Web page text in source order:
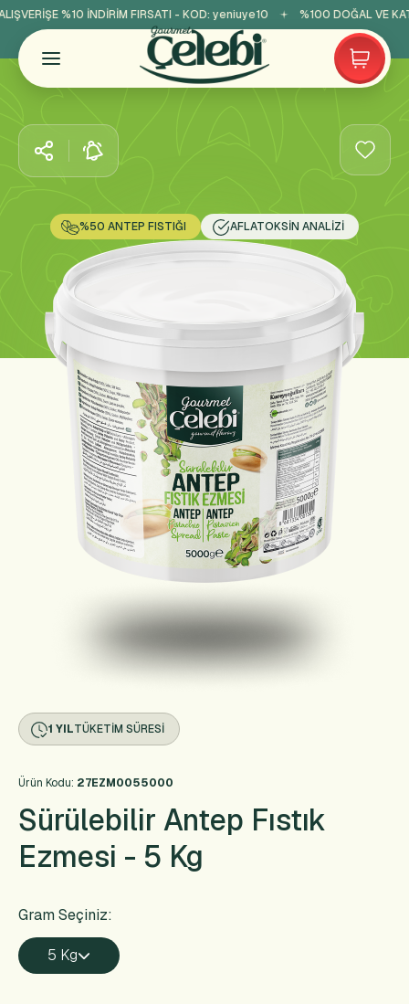
%10 İNDİRİM FIRSATI - KOD:yeniuye10 %100 DOĞAL VE
%50 ANTEP FISTIĞI AFLATOKSIN ANALIZI
1 YILTÜKETIM SÜRESI
Ürün Kodu: 27EZM0055000
Sürülebilir Antep Fıstık
Ezmesi - 5 Kg
Gram Seçiniz:
5 Kg